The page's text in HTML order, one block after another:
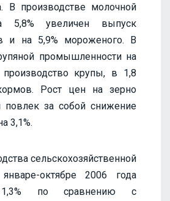
В производстве молочной
5,8% увеличен выпуск
и на 5,9% мороженого. В
промышленности на
производство крупы, в 1,8
Рост цен на зерно
повлек за собой снижение
3,1%.
сельскохозяйственной
октябре 2006 года
по сравнению с